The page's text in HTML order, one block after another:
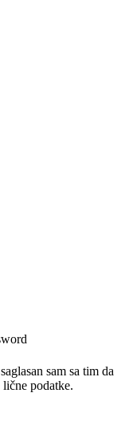
sam sa tim da
podatke.